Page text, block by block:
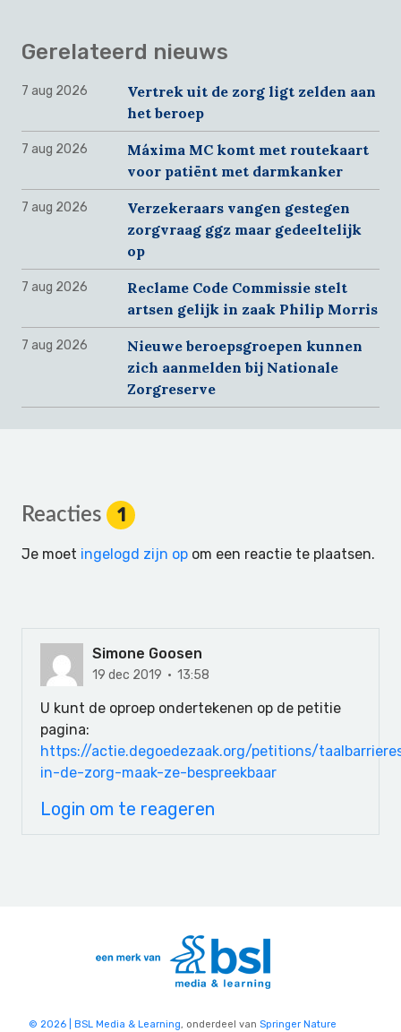
Gerelateerd nieuws
7 aug 2026
Vertrek uit de zorg ligt zelden aan
het beroep
7 aug 2026
Máxima MC komt met routekaart
voor patiënt met darmkanker
7 aug 2026
Verzekeraars vangen gestegen
zorgvraag ggz maar gedeeltelijk
op
7 aug 2026
Reclame Code Commissie stelt
artsen gelijk in zaak Philip Morris
7 aug 2026
Nieuwe beroepsgroepen kunnen
zich aanmelden bij Nationale
Zorgreserve
Reader
Interactions
Reacties 1
Je moet ingelogd zijn op om een reactie te plaatsen.
Simone Goosen
19 dec 2019 · 13:58
U kunt de oproep ondertekenen op de petitie
pagina:
https://actie.degoedezaak.org/petitions/
in-de-zorg-maak-ze-bespreekbaar
Login om te reageren
© 2026 | BSL Media & Learning , onderdeel van Springer Nature